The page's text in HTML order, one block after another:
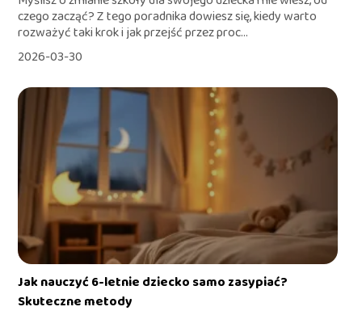
czego zacząć? Z tego poradnika dowiesz się, kiedy warto
rozważyć taki krok i jak przejść przez proc...
2026-03-30
Jak nauczyć 6-letnie dziecko samo zasypiać?
Skuteczne metody